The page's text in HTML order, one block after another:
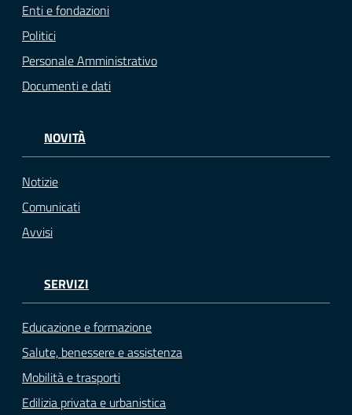
Enti e fondazioni
Politici
Personale Amministrativo
Documenti e dati
NOVITÀ
Notizie
Comunicati
Avvisi
SERVIZI
Educazione e formazione
Salute, benessere e assistenza
Mobilità e trasporti
Edilizia privata e urbanistica